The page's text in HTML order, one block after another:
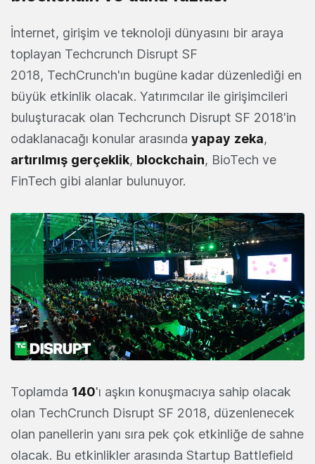
İnternet, girişim ve teknoloji dünyasını bir araya
toplayan Techcrunch Disrupt SF
2018, TechCrunch'ın bugüne kadar düzenlediği en
büyük etkinlik olacak. Yatırımcılar ile girişimcileri
buluşturacak olan Techcrunch Disrupt SF 2018'in
odaklanacağı konular arasında yapay zeka,
artırılmış gerçeklik, blockchain, BioTech ve
FinTech gibi alanlar bulunuyor.
Toplamda 140'ı aşkın konuşmacıya sahip olacak
olan TechCrunch Disrupt SF 2018, düzenlenecek
olan panellerin yanı sıra pek çok etkinliğe de sahne
olacak. Bu etkinlikler arasında Startup Battlefield